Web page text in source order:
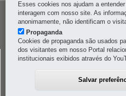
Navegação
principal
Rua Mateus Leme, 1561 - Bom Retiro
MAPA
41 3200-5000
Esses cookies nos ajudam a
interagem com nosso site. As
anonimamente, não identificam o
Propaganda
Cookies de propaganda são usados
dos visitantes em nosso Portal
institucionais exibidos através do
Salvar